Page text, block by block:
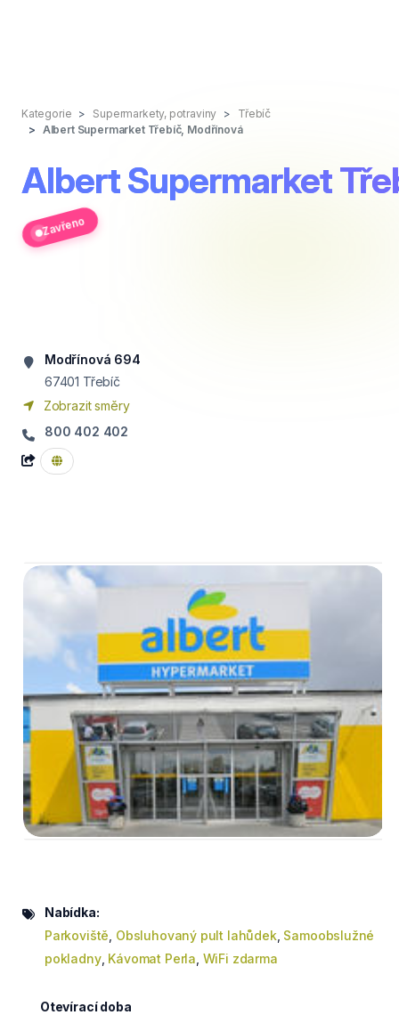
Kategorie Supermarkety, potraviny
Třebíč
Albert Supermarket Třebíč, Modřínová
Albert Supermarket
Zavřeno
Modřínová 694
67401 Třebíč
Zobrazit směry
800 402 402
Nabídka:
Parkoviště Obsluhovaný pult lahůdek, Samoobslužné
pokladny, Kávomat Perla WiFi zdarma
Otevírací doba